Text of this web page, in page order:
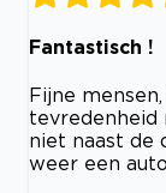
Fantastisch !
Fijne
tevredenheid
niet naast de
weer een